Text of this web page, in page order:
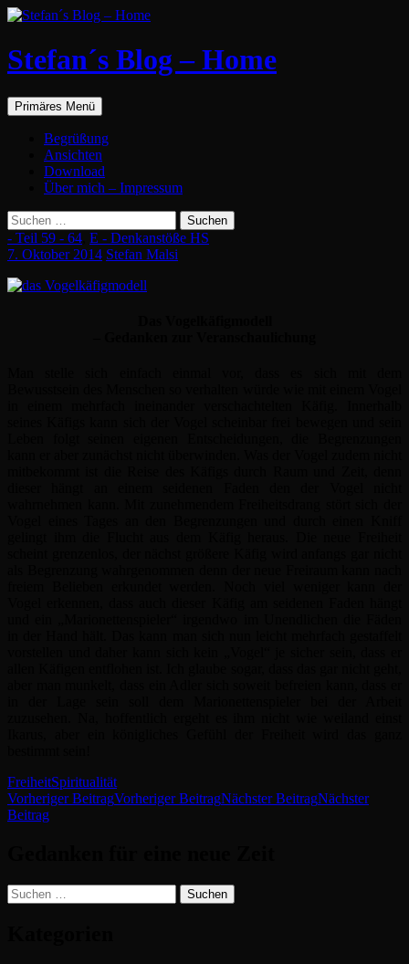
Zum
springen
Stefan´s Blog – Home
Suchen
Primäres Menü
Begrüßung
Ansichten
Download
Über mich – Impressum
Suchen
nach:
- Teil 59 - 64 E - Denkanstöße HS
7. Oktober 2014 Stefan Malsi
FreiheitSpiritualität
Beitragsnavigation
Vorheriger BeitragVorheriger BeitragNächster BeitragNächster
Beitrag
Suchen
nach: